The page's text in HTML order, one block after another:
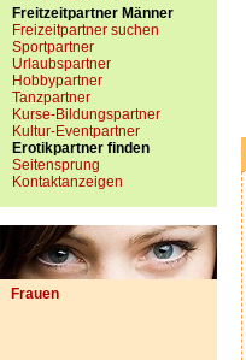
Freitzeitpartner Männer
Freizeitpartner suchen
Sportpartner
Urlaubspartner
Hobbypartner
Tanzpartner
Kurse-Bildungspartner
Kultur-Eventpartner
Erotikpartner finden
Seitensprung
Kontaktanzeigen
Frauen